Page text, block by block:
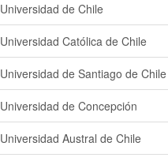
Universidad de Chile
Universidad Católica de Chile
Universidad de Santiago de Chile
Universidad de Concepción
Universidad Austral de Chile